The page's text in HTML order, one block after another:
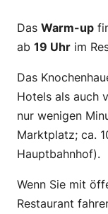
Das Warm-up
ab 19 Uhr im
Das
Hotels als auch
nur wenigen
Marktplatz; ca.
Hauptbahnhof).
Wenn Sie mit
Restaurant